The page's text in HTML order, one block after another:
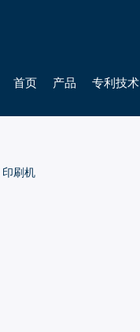
首页 产品 专利技术
印刷机